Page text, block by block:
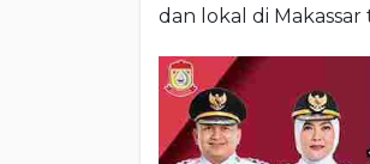
dan lokal di